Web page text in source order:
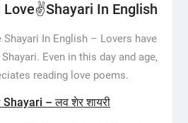
Love✌️Shayari In English
Shayari In English – Lovers have
Even in this day and age,
reading love poems.
– लव शेर शायरी